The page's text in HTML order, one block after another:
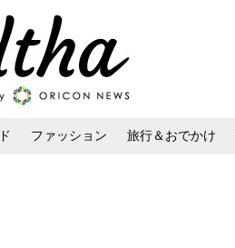
ファッション 旅行＆おでかけ